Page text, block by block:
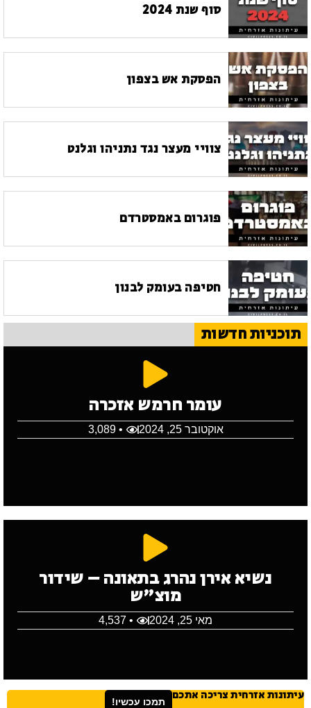
סוף שנת 2024
הפסקת אש בצפון
צוויי מעצר נגד נתניהו וגלנט
פוגרום באמסטרדם
חטיפה בעומק לבנון
תוכניות חדשות
עומר חרמש אזכרה
אוקטובר 25, 2024 • 3,089
נשיא אירן נהרג בתאונה – שידור
מוצ"ש
מאי 25, 2024 • 4,537
עיתונות אזרחית צריכה אתכם תמכו עכשיו!